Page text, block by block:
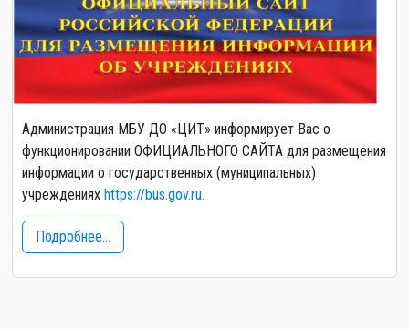
Администрация МБУ ДО «ЦИТ» информирует Вас о
функционировании ОФИЦИАЛЬНОГО САЙТА для размещения
информации о государственных (муниципальных)
учреждениях https://bus.gov.ru.
Подробнее...